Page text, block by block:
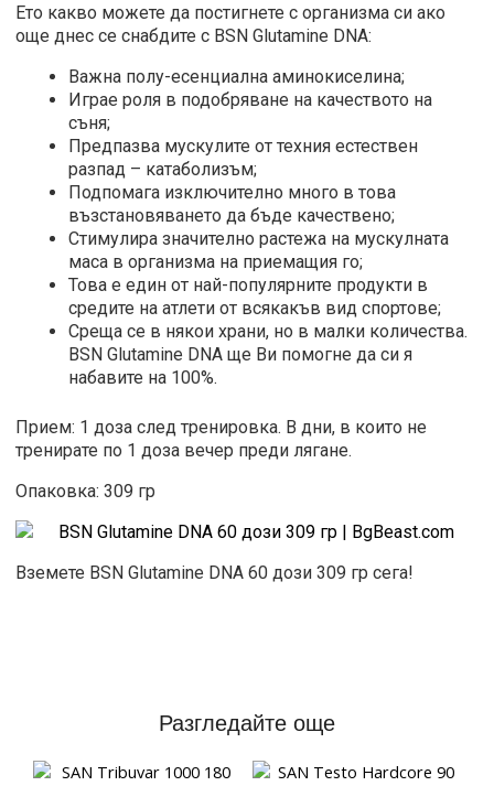
Ето какво можете да постигнете с организма си ако
още днес се снабдите с BSN Glutamine DNA:
Важна полу-есенциална аминокиселина;
Играе роля в подобряване на качеството на
съня;
Предпазва мускулите от техния естествен
разпад – катаболизъм;
Подпомага изключително много в това
възстановяването да бъде качествено;
Стимулира значително растежа на мускулната
маса в организма на приемащия го;
Това е един от най-популярните продукти в
средите на атлети от всякакъв вид спортове;
Среща се в някои храни, но в малки количества.
BSN Glutamine DNA ще Ви помогне да си я
набавите на 100%.
Прием: 1 доза след тренировка. В дни, в които не
тренирате по 1 доза вечер преди лягане.
Опаковка: 309 гр
Вземете BSN Glutamine DNA 60 дози 309 гр сега!
Разгледайте още